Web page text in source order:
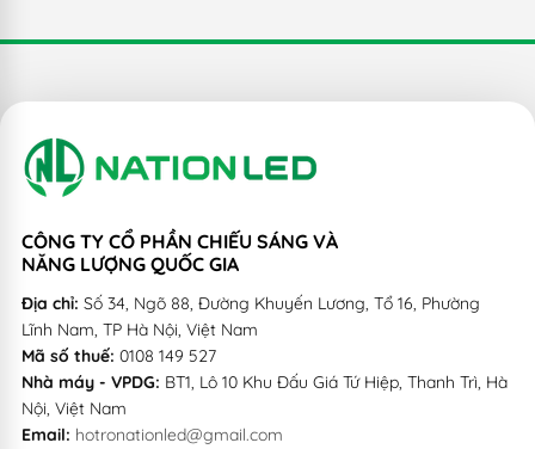
CÔNG TY CỔ PHẦN CHIẾU SÁNG VÀ
NĂNG LƯỢNG QUỐC GIA
Địa chỉ: Số 34, Ngõ 88, Đường Khuyến Lương, Tổ 16, Phường
Lĩnh Nam, TP Hà Nội, Việt Nam
Mã số thuế: 0108 149 527
Nhà máy - VPDG: BT1, Lô 10 Khu Đấu Giá Tứ Hiệp, Thanh Trì, Hà
Nội, Việt Nam
Email: hotronationled@gmail.com